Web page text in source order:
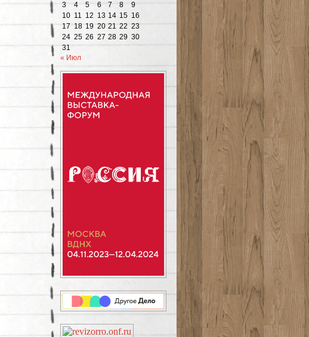
3
4 5 6 7 8
9
10 11 12 13 14 15 16
17 18 19 20 21 22 23
24 25 26 27 28 29 30
31
« Июл